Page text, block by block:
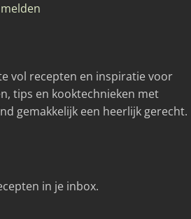
vol recepten en inspiratie voor
tips en kooktechnieken met
gemakkelijk een heerlijk gerecht.
in je inbox.